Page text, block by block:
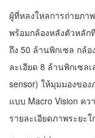
ผู้ที่หลงใหลการถ่ายภา
พร้อมกล้องหลังตัวหลัก
ถึง 50 ล้านพิกเซล กล้
ละเอียด 8 ล้านพิกเซล
sensor) ให้มุมมองขอ
แบบ Macro Vision ค
รายละเอียดภาพระยะ